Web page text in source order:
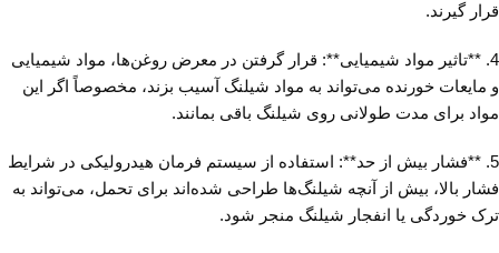
قرار گیرند.
4. **تاثیر مواد شیمیایی**: قرار گرفتن در معرض روغن‌ها، مواد شیمیایی
و مایعات خورنده می‌تواند به مواد شیلنگ آسیب بزند، مخصوصاً اگر این
مواد برای مدت طولانی روی شیلنگ باقی بمانند.
5. **فشار بیش از حد**: استفاده از سیستم فرمان هیدرولیکی در شرایط
فشار بالا، بیش از آنچه شیلنگ‌ها طراحی شده‌اند برای تحمل، می‌تواند به
ترک خوردگی یا انفجار شیلنگ منجر شود.